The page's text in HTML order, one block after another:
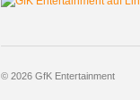
© 2026 GfK Entertainment